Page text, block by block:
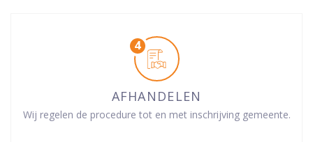
AFHANDELEN
Wij regelen de procedure tot en met inschrijving gemeente.